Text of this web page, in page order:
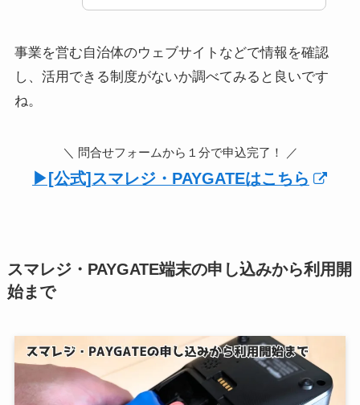
事業を営む自治体のウェブサイトなどで情報を確認
し、活用できる制度がないか調べてみると良いです
ね。
＼ 問合せフォームから１分で申込完了！ ／
▶︎[公式]スマレジ・PAYGATEはこちら
スマレジ・PAYGATE端末の申し込みから利用開
始まで